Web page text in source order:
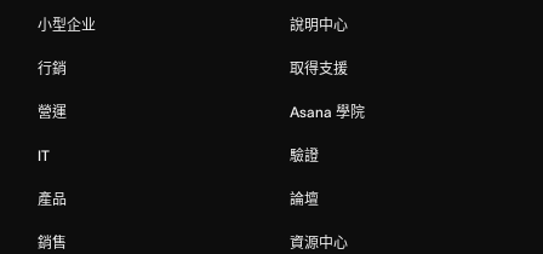
小型企业
行銷
營運
IT
產品
銷售
說明中心
取得支援
Asana 學院
驗證
論壇
資源中心